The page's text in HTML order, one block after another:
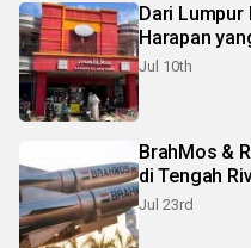
Dari Lumpur
Harapan
Jul 10th
BrahMos &
di Tengah
Jul 23rd